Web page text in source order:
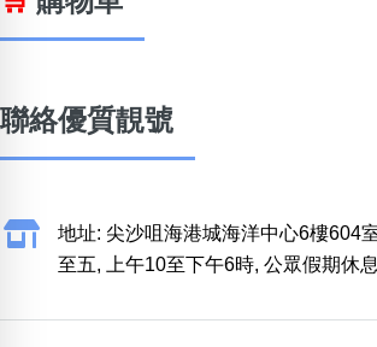
聯絡優質靚號
地址: 尖沙咀海港城海洋中心6樓604
至五, 上午10至下午6時, 公眾假期休